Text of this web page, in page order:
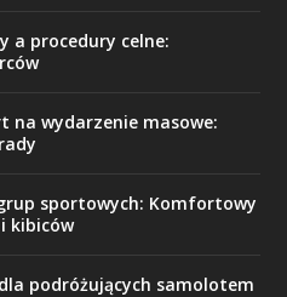
a procedury celne:
na wydarzenie masowe:
sportowych: Komfortowy
kibiców
podróżujących samolotem